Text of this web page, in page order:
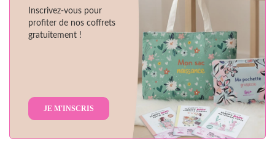
Inscrivez-vous pour
profiter de nos coffrets
gratuitement !
JE M'INSCRIS